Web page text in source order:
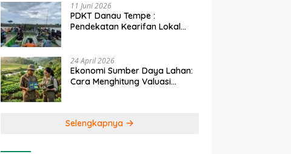
11 Juni 2026
PDKT Danau Tempe :
Pendekatan Kearifan Lokal
24 April 2026
Ekonomi Sumber Daya Lahan:
Cara Menghitung Valuasi
Selengkapnya